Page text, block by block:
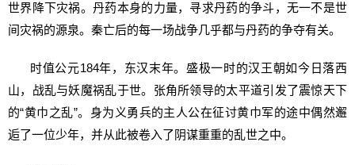
世界降下灾祸。丹药本身的力量，寻求丹药的争斗，无一不是世
间灾祸的源泉。秦亡后的每一场战争几乎都与丹药的争夺有关。
时值公元184年，东汉末年。盛极一时的汉王朝如今日落西
山，战乱与妖魔祸乱于世。张角所领导的太平道引发了震惊天下
的“黄巾之乱”。身为义勇兵的主人公在征讨黄巾军的途中偶然邂
逅了一位少年，并从此被卷入了阴谋重重的乱世之中。